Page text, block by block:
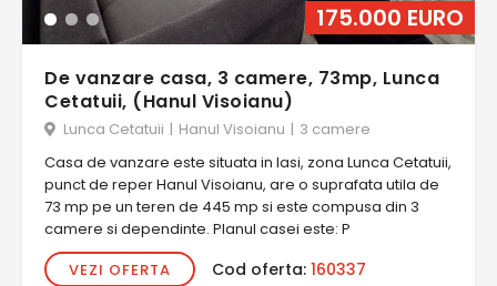
175.000 EURO
De vanzare casa, 3 camere, 73mp, Lunca
Cetatuii, (Hanul Visoianu)
Lunca Cetatuii | Hanul Visoianu | 3 camere
Casa de vanzare este situata in Iasi, zona Lunca Cetatuii,
punct de reper Hanul Visoianu, are o suprafata utila de
73 mp pe un teren de 445 mp si este compusa din 3
camere si dependinte. Planul casei este: P
VEZI OFERTA
Cod oferta: 160337